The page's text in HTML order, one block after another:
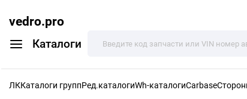
vedro.pro
Каталоги
ЛККаталоги группРед.каталогиWh-каталогиCarbase